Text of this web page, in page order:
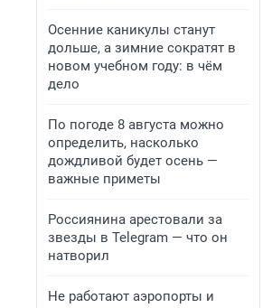
Осенние каникулы станут
дольше, а зимние сократят в
новом учебном году: в чём
дело
По погоде 8 августа можно
определить, насколько
дождливой будет осень —
важные приметы
Россиянина арестовали за
звезды в Telegram — что он
натворил
Не работают аэропорты и